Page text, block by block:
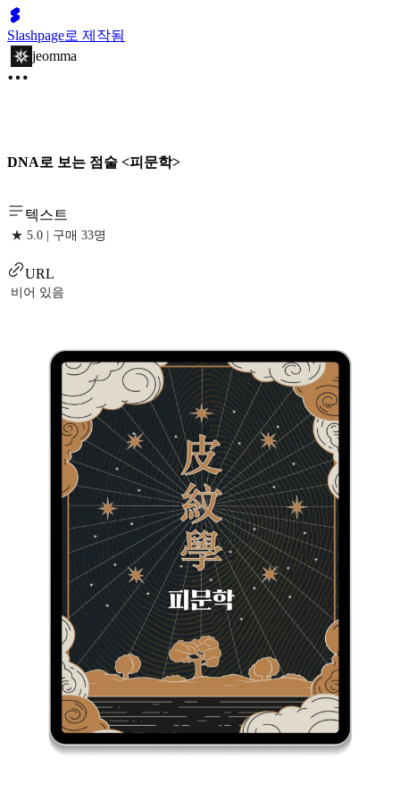
Slashpage로 제작됨
jeomma
DNA로 보는 점술 <피문학>
텍스트
★ 5.0 | 구매 33명
URL
비어 있음